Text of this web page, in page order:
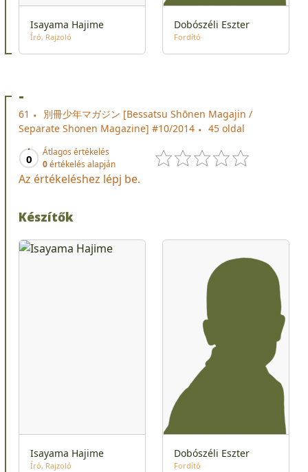
Isayama Hajime
Író Rajzoló
Dobószéli Eszter
Fordító
-
61
別冊少年マガジン [Bessatsu Shōnen Magajin /
Separate Shonen Magazine] #10/2014
45 oldal
0
Átlagos értékelés
0értékelés alapján
Az értékeléshez lépj be.
Készítők
Isayama Hajime
Író Rajzoló
Dobószéli Eszter
Fordító